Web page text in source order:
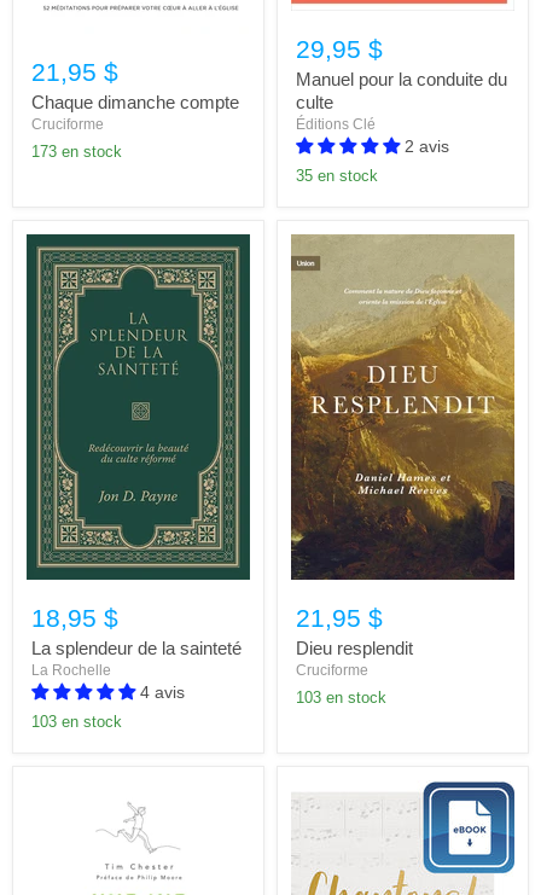
21,95 $
Chaque dimanche compte
Cruciforme
173 en stock
29,95 $
Manuel pour la conduite du
culte
Éditions Clé
2 avis
35 en stock
18,95 $
La splendeur de la sainteté
La Rochelle
4 avis
103 en stock
21,95 $
Dieu resplendit
Cruciforme
103 en stock